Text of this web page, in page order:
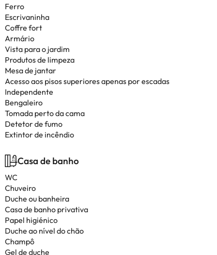
Ferro
Escrivaninha
Coffre fort
Armário
Vista para o jardim
Produtos de limpeza
Mesa de jantar
Acesso aos pisos superiores apenas por escadas
Independente
Bengaleiro
Tomada perto da cama
Detetor de fumo
Extintor de incêndio
Casa de banho
WC
Chuveiro
Duche ou banheira
Casa de banho privativa
Papel higiénico
Duche ao nível do chão
Champô
Gel de duche